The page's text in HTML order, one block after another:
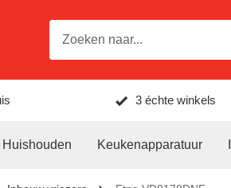
3 échte winkels
Huishouden Keukenapparatuur